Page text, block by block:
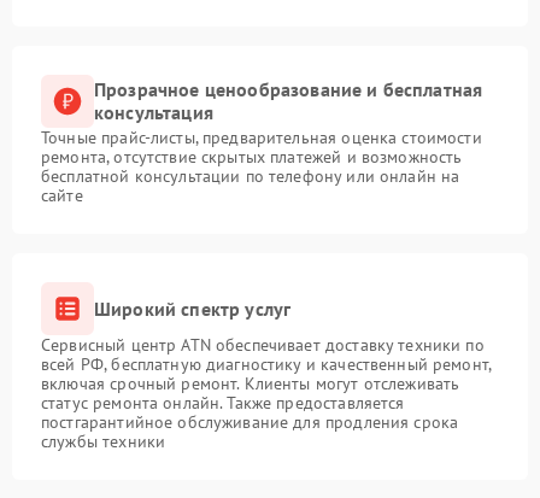
Прозрачное ценообразование и бесплатная
консультация
Точные прайс-листы, предварительная оценка стоимости
ремонта, отсутствие скрытых платежей и возможность
бесплатной консультации по телефону или онлайн на
сайте
Широкий спектр услуг
Сервисный центр ATN обеспечивает доставку техники по
всей РФ, бесплатную диагностику и качественный ремонт,
включая срочный ремонт. Клиенты могут отслеживать
статус ремонта онлайн. Также предоставляется
постгарантийное обслуживание для продления срока
службы техники